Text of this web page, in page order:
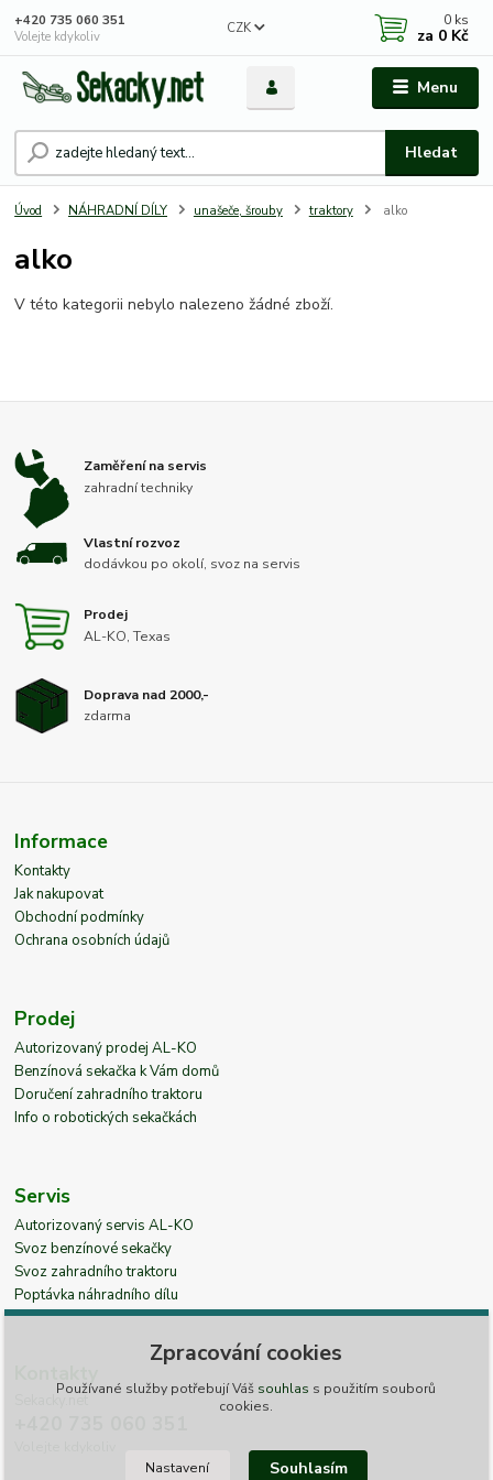
Menu
CZK
Hledat
+420 735 060 351
Volejte kdykoliv
0 ks
za 0 Kč
Úvod NÁHRADNÍ DÍLY unašeče, šrouby traktory alko
alko
V této kategorii nebylo nalezeno žádné zboží.
Zaměření na servis
zahradní techniky
Vlastní rozvoz
dodávkou po okolí, svoz na servis
Prodej
AL-KO, Texas
Doprava nad 2000,-
zdarma
Informace
Kontakty
Jak nakupovat
Obchodní podmínky
Ochrana osobních údajů
Prodej
Autorizovaný prodej AL-KO
Benzínová sekačka k Vám domů
Doručení zahradního traktoru
Info o robotických sekačkách
Servis
Autorizovaný servis AL-KO
Svoz benzínové sekačky
Svoz zahradního traktoru
Poptávka náhradního dílu
Zpracování cookies
Používané služby potřebují Váš souhlas s použitím souborů
cookies.
Nastavení Souhlasím